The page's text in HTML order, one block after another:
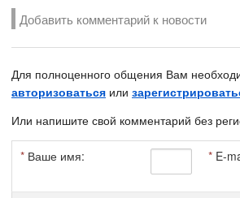
Добавить комментарий к новости
Для полноценного общения Вам
авторизоваться или
Или напишите свой комментарий без
* Ваше имя: * E-